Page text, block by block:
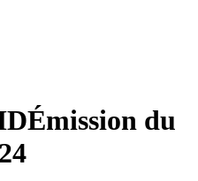
Émission du